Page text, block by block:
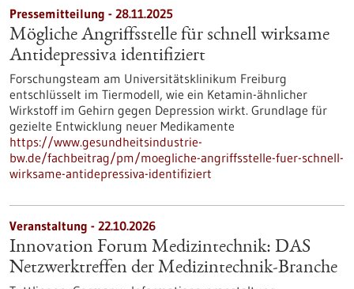
Pressemitteilung - 28.11.2025
Mögliche Angriffsstelle für schnell wirksame
Antidepressiva identifiziert
Forschungsteam am Universitätsklinikum Freiburg
entschlüsselt im Tiermodell, wie ein Ketamin-ähnlicher
Wirkstoff im Gehirn gegen Depression wirkt. Grundlage für
gezielte Entwicklung neuer Medikamente
https://www.gesundheitsindustrie-
bw.de/fachbeitrag/pm/moegliche-angriffsstelle-fuer-schnell-
wirksame-antidepressiva-identifiziert
Veranstaltung - 22.10.2026
Innovation Forum Medizintechnik: DAS
Netzwerktreffen der Medizintechnik-Branche